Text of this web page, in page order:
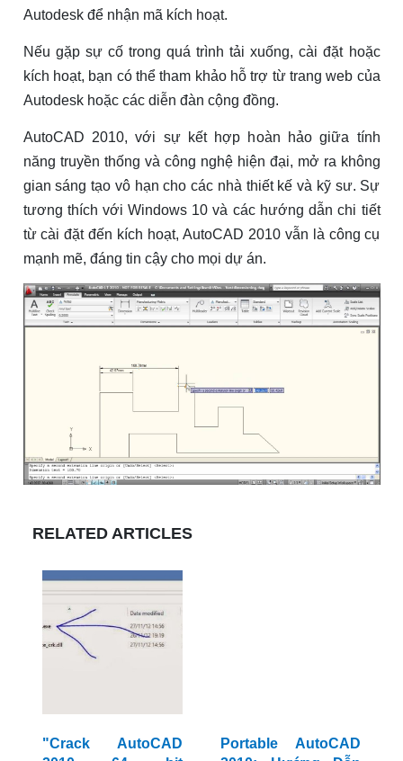
Autodesk để nhận mã kích hoạt.
Nếu gặp sự cố trong quá trình tải xuống, cài đặt hoặc
kích hoạt, bạn có thể tham khảo hỗ trợ từ trang web của
Autodesk hoặc các diễn đàn cộng đồng.
AutoCAD 2010, với sự kết hợp hoàn hảo giữa tính
năng truyền thống và công nghệ hiện đại, mở ra không
gian sáng tạo vô hạn cho các nhà thiết kế và kỹ sư. Sự
tương thích với Windows 10 và các hướng dẫn chi tiết
từ cài đặt đến kích hoạt, AutoCAD 2010 vẫn là công cụ
mạnh mẽ, đáng tin cậy cho mọi dự án.
RELATED ARTICLES
"Crack AutoCAD
Portable AutoCAD